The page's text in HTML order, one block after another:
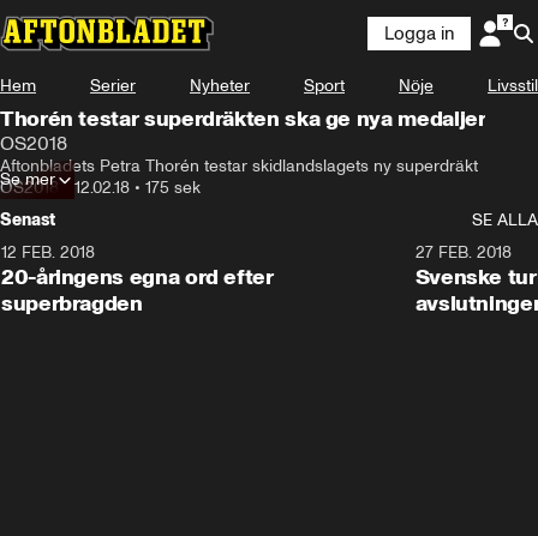
Logga in
Hem Serier Nyheter Sport Nöje Livsstil
Thorén testar superdräkten ska ge nya medaljer
OS2018
Aftonbladets Petra Thorén testar skidlandslagets ny superdräkt
OS2018• 12.02.18 • 175 sek
Se mer
Senast
SE ALLA
12 FEB. 2018
20-åringens egna ord efter
superbragden
27 FEB. 2018
Svenske